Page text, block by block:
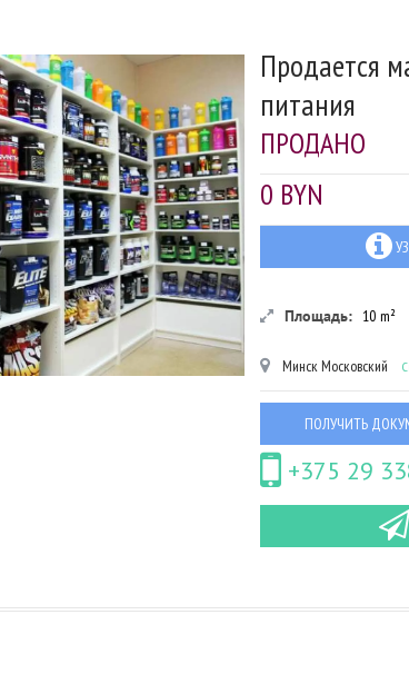
Продается
питания
ПРОДАНО
0 BYN
Площадь: 10 m²
МинскМосковский
ПОЛУЧИТЬ
+375 29